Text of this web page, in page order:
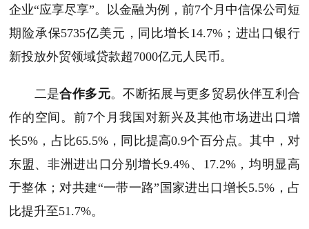
企业“应享尽享”。以金融为例，前7个月中信保公司短
期险承保5735亿美元，同比增长14.7%；进出口银行
新投放外贸领域贷款超7000亿元人民币。
二是合作多元。不断拓展与更多贸易伙伴互利合
作的空间。前7个月我国对新兴及其他市场进出口增
长5%，占比65.5%，同比提高0.9个百分点。其中，对
东盟、非洲进出口分别增长9.4%、17.2%，均明显高
于整体；对共建“一带一路”国家进出口增长5.5%，占
比提升至51.7%。